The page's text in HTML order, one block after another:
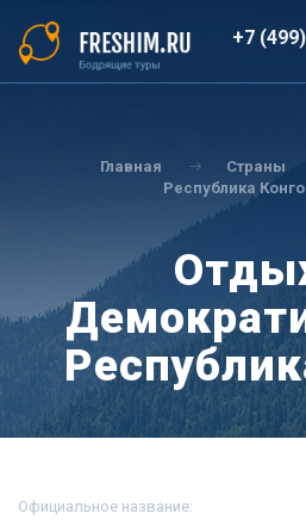
основному
содержанию
+7
Главная Страны
Республика Конго
Официальное название: